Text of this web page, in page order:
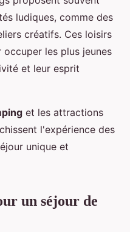
ludiques, comme des
créatifs. Ces loisirs
les plus jeunes
et leur esprit
et les attractions
l'expérience des
unique et
un séjour de